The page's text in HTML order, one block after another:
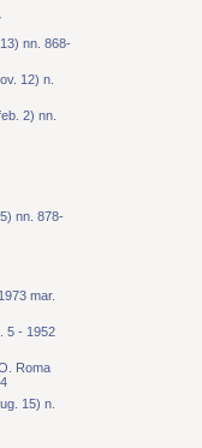
nn. 868-
12) n.
2) nn.
nn. 878-
mar.
5 - 1952
Roma
15) n.